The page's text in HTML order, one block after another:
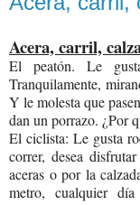
Acera, carril,
El peatón. Le
Tranquilamente,
Y le molesta que
dan un porrazo. ¿Por
El ciclista: Le gusta
correr, desea
aceras o por la
metro, cualquier